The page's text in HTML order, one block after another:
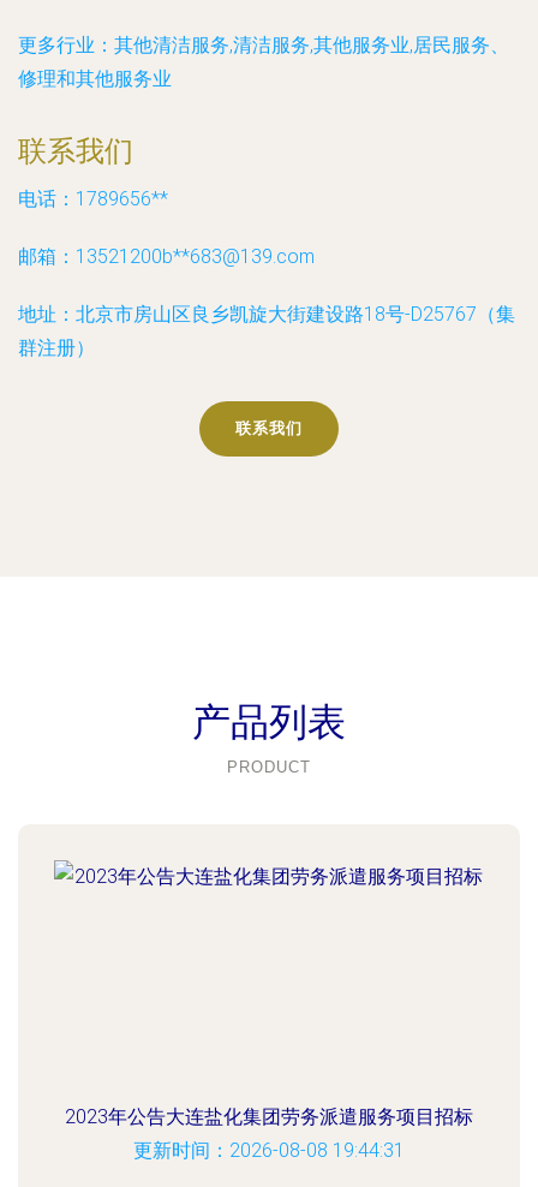
更多行业： 其他清洁服务,清洁服务,其他服务业,居民服务、
修理和其他服务业
联系我们
电话：1789656**
邮箱：13521200b**683@139.com
地址：北京市房山区良乡凯旋大街建设路18号-D25767（集
群注册）
联系我们
产品列表
PRODUCT
2023年公告大连盐化集团劳务派遣服务项目招标
更新时间：2026-08-08 19:44:31